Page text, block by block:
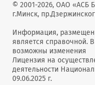
© 2001-2026, ОАО «АСБ
г.Минск,
Информация,
является справочной.
возможны изменения
Лицензия на
деятельности
09.06.2025 г.